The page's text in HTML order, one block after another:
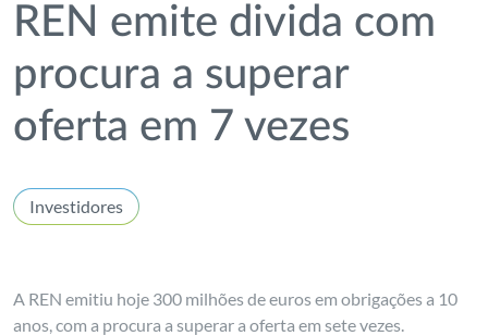
REN emite divida com
procura a superar
oferta em 7 vezes
Investidores
A REN emitiu hoje 300 milhões de euros em obrigações a 10
anos, com a procura a superar a oferta em sete vezes.